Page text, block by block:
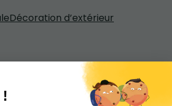
Décoration d’extérieur
+33 3 20 84 79 84
Fievet, 59310 Beuvry-la-